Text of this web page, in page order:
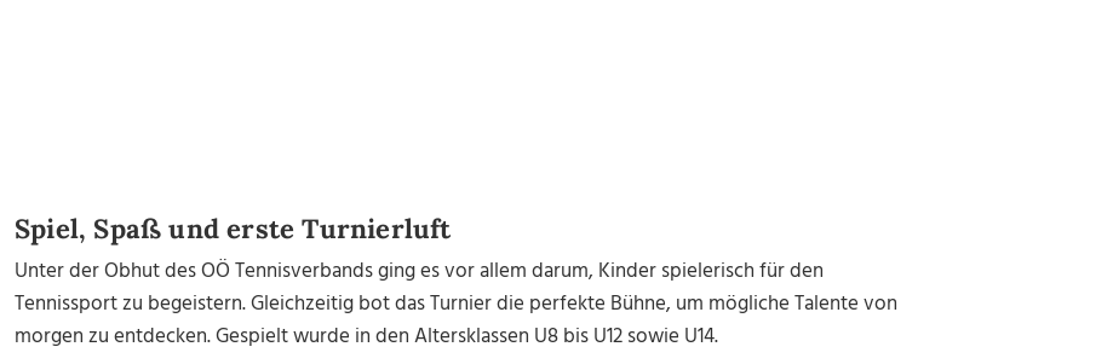
Spiel, Spaß und erste Turnierluft
Unter der Obhut des OÖ Tennisverbands ging es vor allem darum, Kinder spielerisch für den
Tennissport zu begeistern. Gleichzeitig bot das Turnier die perfekte Bühne, um mögliche Talente von
morgen zu entdecken. Gespielt wurde in den Altersklassen U8 bis U12 sowie U14.